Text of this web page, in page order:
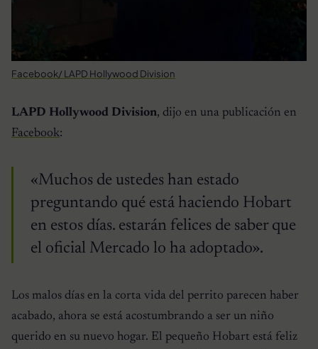
Facebook/ LAPD Hollywood Division
LAPD Hollywood Division, dijo en una publicación en
Facebook:
«Muchos de ustedes han estado
preguntando qué está haciendo Hobart
en estos días. estarán felices de saber que
el oficial Mercado lo ha adoptado».
Los malos días en la corta vida del perrito parecen haber
acabado, ahora se está acostumbrando a ser un niño
querido en su nuevo hogar. El pequeño Hobart está feliz